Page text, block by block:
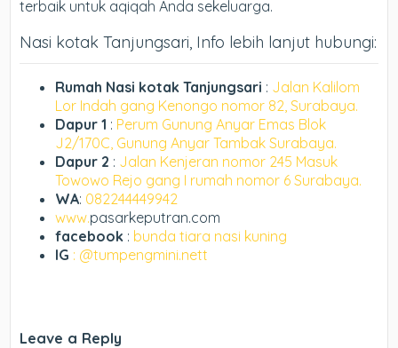
terbaik untuk aqiqah Anda sekeluarga.
Nasi kotak Tanjungsari, Info lebih lanjut hubungi:
Rumah Nasi kotak Tanjungsari : Jalan Kalilom
Lor Indah gang Kenongo nomor 82, Surabaya.
Dapur 1 : Perum Gunung Anyar Emas Blok
J2/170C, Gunung Anyar Tambak Surabaya.
Dapur 2 : Jalan Kenjeran nomor 245 Masuk
Towowo Rejo gang I rumah nomor 6 Surabaya.
WA: 082244449942
www.pasarkeputran.com
facebook : bunda tiara nasi kuning
IG : @tumpengmini.nett
Leave a Reply